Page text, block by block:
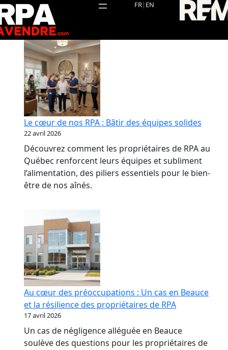
Aller
au
contenu
FR| EN
Le cœur de nos RPA : Bâtir des équipes solides
22 avril 2026
Découvrez comment les propriétaires de RPA au
Québec renforcent leurs équipes et subliment
l’alimentation, des piliers essentiels pour le bien-
être de nos aînés.
Au cœur des préoccupations : Un cas en Beauce
et la résilience des propriétaires de RPA
17 avril 2026
Un cas de négligence alléguée en Beauce
soulève des questions pour les propriétaires de